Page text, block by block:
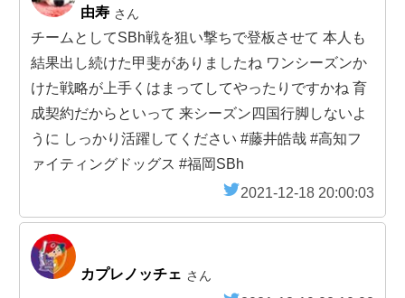
由寿 さん
チームとしてSBh戦を狙い撃ちで登板させて 本人も
結果出し続けた甲斐がありましたね ワンシーズンか
けた戦略が上手くはまってしてやったりですかね 育
成契約だからといって 来シーズン四国行脚しないよ
うに しっかり活躍してください #藤井皓哉 #高知フ
ァイティングドッグス #福岡SBh
2021-12-18 20:00:03
カプレノッチェ さん